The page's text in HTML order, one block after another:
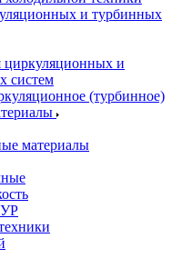
и турбинных
циркуляционных и
систем
(турбинное)
материалы